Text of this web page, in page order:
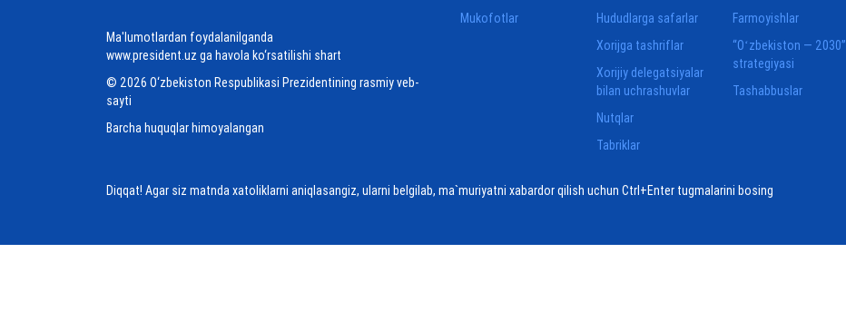
Ma'lumotlardan foydalanilganda
www.president.uz ga havola ko‘rsatilishi shart
© 2026 O‘zbekiston Respublikasi Prezidentining rasmiy veb-
sayti
Barcha huquqlar himoyalangan
Mukofotlar
Hududlarga safarlar
Xorijga tashriflar
Xorijiy delegatsiyalar
bilan uchrashuvlar
Nutqlar
Tabriklar
Farmoyishlar
“Oʻzbekiston — 2030”
strategiyasi
Tashabbuslar
Diqqat! Agar siz matnda xatoliklarni aniqlasangiz, ularni belgilab, ma`muriyatni xabardor qilish uchun Ctrl+Enter tugmalarini bosing